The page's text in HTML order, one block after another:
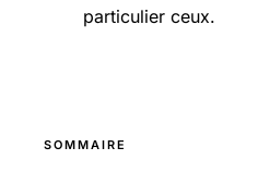
particulier ceux.
SOMMAIRE